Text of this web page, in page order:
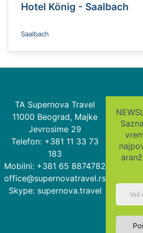
Hotel König - Saalbach
Saalbach
TA Supernova Travel
11000 Beograd, Majke
Jevrosime 29
Telefon: +381 11 33 73
183
Mobilni: +381 65 8874782
office@supernovatravel.rs
Skype: supernova.travel